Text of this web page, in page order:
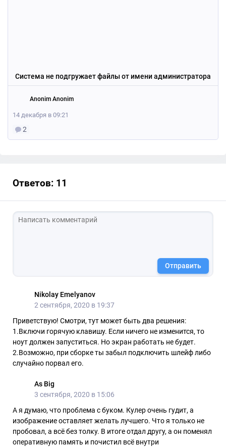
Система не подгружает файлы от имени администратора
Anonim Anonim
14 декабря в 09:21
2
Ответов: 11
Отправить
Nikolay Emelyanov
2 сентября, 2020 в 19:37
Приветствую! Смотри, тут может быть два решения:
1.Включи горячую клавишу. Если ничего не изменится, то
ноут должен запуститься. Но экран работать не будет.
2.Возможно, при сборке ты забыл подключить шлейф либо
случайно порвал его.
As Big
3 сентября, 2020 в 15:06
А я думаю, что проблема с буком. Кулер очень гудит, а
изображение оставляет желать лучшего. Что я только не
пробовал, а всё без толку. В итоге отдал другу, а он поменял
оперативную память и почистил всё внутри